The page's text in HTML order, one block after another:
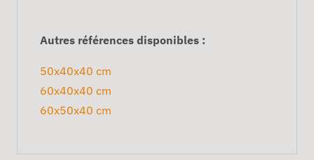
Autres références disponibles :
50x40x40 cm
60x40x40 cm
60x50x40 cm